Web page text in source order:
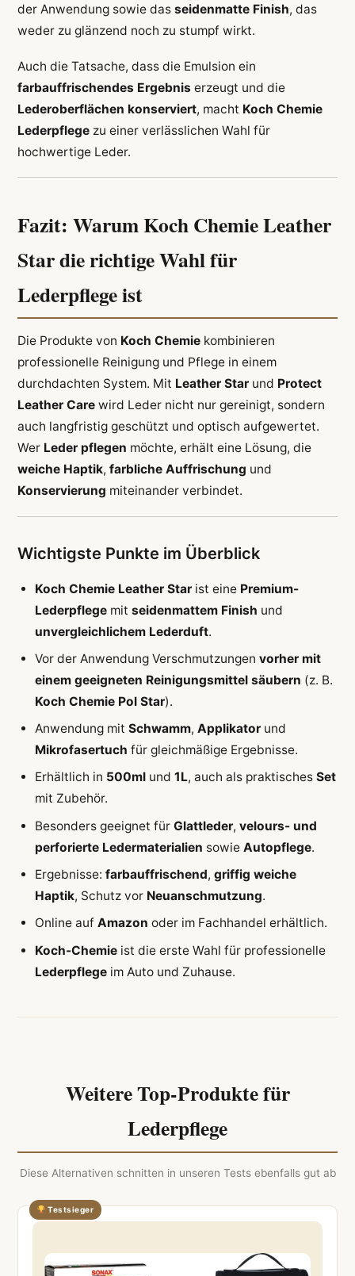
der Anwendung sowie das seidenmatte Finish, das
weder zu glänzend noch zu stumpf wirkt.
Auch die Tatsache, dass die Emulsion ein
farbauffrischendes Ergebnis erzeugt und die
Lederoberflächen konserviert, macht Koch Chemie
Lederpflegezu einer verlässlichen Wahl für
hochwertige Leder.
Fazit: Warum Koch Chemie Leather
Star die richtige Wahl für
Lederpflege ist
Die Produkte von Koch Chemiekombinieren
professionelle Reinigung und Pflege in einem
durchdachten System. Mit Leather Starund Protect
Leather Carewird Leder nicht nur gereinigt, sondern
auch langfristig geschützt und optisch aufgewertet.
Wer Leder pflegen möchte, erhält eine Lösung, die
weiche Haptik, farbliche Auffrischung und
Konservierung miteinander verbindet.
Wichtigste Punkte im Überblick
Koch Chemie Leather Starist eine Premium-
Lederpflegemit seidenmattem Finish und
unvergleichlichem Lederduft.
Vor der Anwendung Verschmutzungen vorher mit
einem geeigneten Reinigungsmittel säubern (z. B.
Koch Chemie Pol Star).
Anwendung mit Schwamm, Applikatorund
Mikrofasertuch für gleichmäßige Ergebnisse.
Erhältlich in 500mlund 1L, auch als praktisches Set
mit Zubehör.
Besonders geeignet für Glattleder, velours- und
perforierte Ledermaterialien sowie Autopflege.
Ergebnisse: farbauffrischend, griffig weiche
Haptik, Schutz vor Neuanschmutzung.
Online auf Amazon oder im Fachhandel erhältlich.
Koch-Chemieist die erste Wahl für professionelle
Lederpflegeim Auto und Zuhause.
Weitere Top-Produkte für
Lederpflege
Diese Alternativen schnitten in unseren Tests ebenfalls gut ab
Testsieger